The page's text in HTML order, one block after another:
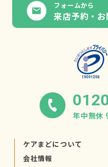
フォームから
来店予約・
年中無休
ケアまどについて
会社情報